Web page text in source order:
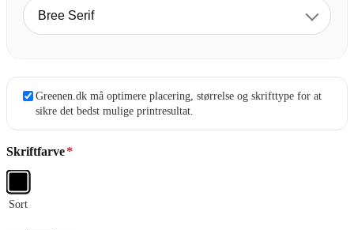
Greenen.dk må optimere placering, størrelse og skrifttype for at
sikre det bedst mulige printresultat.
Skriftfarve*
Sort